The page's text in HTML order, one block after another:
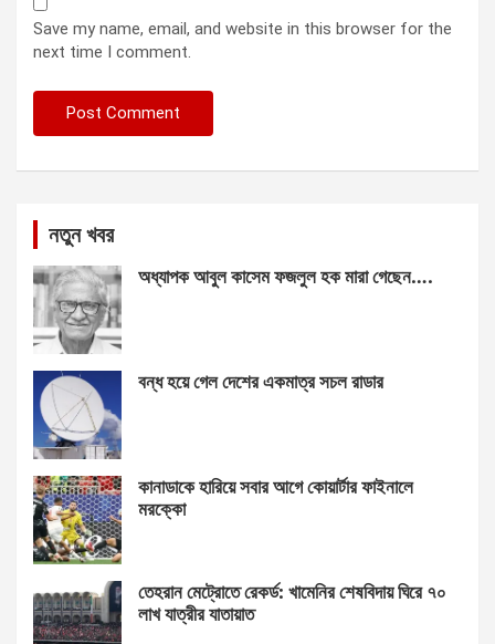
Save my name, email, and website in this browser for the
next time I comment.
নতুন খবর
অধ্যাপক আবুল কাসেম ফজলুল হক মারা গেছেন….
বন্ধ হয়ে গেল দেশের একমাত্র সচল রাডার
কানাডাকে হারিয়ে সবার আগে কোয়ার্টার ফাইনালে
মরক্কো
তেহরান মেট্রোতে রেকর্ড: খামেনির শেষবিদায় ঘিরে ৭০
লাখ যাত্রীর যাতায়াত